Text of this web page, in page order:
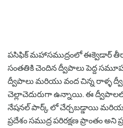
పసిఫిక్ మహాసముద్రంలో ఈక్వెడార్
సంతతికి చెందిన ద్వీపాలు పెద్ద
ద్వీపాలు మరియు వంద చిన్న రాళ్ళ
చెల్లాచెదురుగా ఉన్నాయి. ఈ
నేషనల్ పార్క్ లో చేర్చబడ్డాయి మరియు
ప్రదేశం సముద్ర పరిరక్షణ ప్రాంతం అని